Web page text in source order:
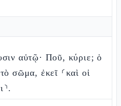
αὐτῷ· Ποῦ, κύριε; ὁ
σῶμα, ἐκεῖ ⸂καὶ οἱ